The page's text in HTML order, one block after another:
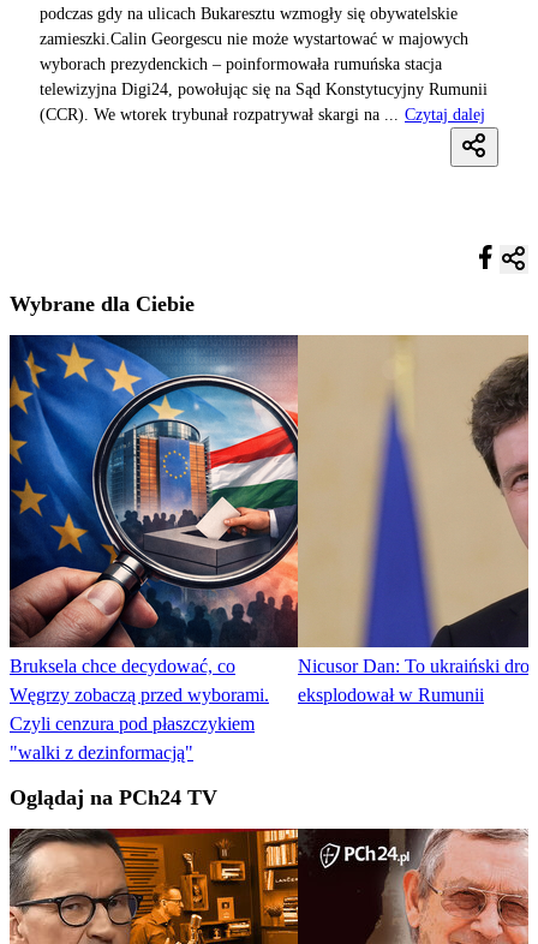
podczas gdy na ulicach Bukaresztu wzmogły się obywatelskie
zamieszki.Calin Georgescu nie może wystartować w majowych
wyborach prezydenckich – poinformowała rumuńska stacja
telewizyjna Digi24, powołując się na Sąd Konstytucyjny Rumunii
(CCR). We wtorek trybunał rozpatrywał skargi na ... Czytaj dalej
Wybrane dla Ciebie
Bruksela chce decydować, co
Węgrzy zobaczą przed wyborami.
Czyli cenzura pod płaszczykiem
"walki z dezinformacją"
Nicusor Dan: To ukraiński dron
eksplodował w Rumunii
Oglądaj na PCh24 TV